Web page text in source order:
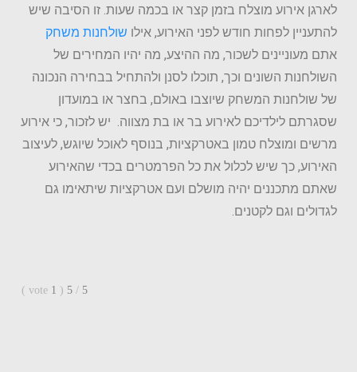
לארגן אירוע מוצלח בזמן קצר או בכמה שעות. זו הסיבה שיש
להתעניין לפחות חודש לפני האירוע, אילו שולחנות משחק
אתם מעוניינים לשכור, מה ההיצע, מה יהיו המחירים של
השולחנות השונים וכך, תוכלו לסנן ולהתחיל בבחירה הנכונה
של שולחנות המשחק שיוצבו באולם, בחצר או במועדון
שסגרתם לילדיכם לאירוע בר או בת מצווה. יש לזכור, כי אירוע
מרשים ומוצלח טמון באטרקציות, בנוסף לאוכל שיוגש, לעיצוב
האירוע, כך שיש לכלול את כל הפרמטרים בכדי שהאירוע
שאתם מתכננים יהיה מושלם ועם אטרקציות שיתאימו גם
לגדולים וגם לקטנים.
5
5
vote
)